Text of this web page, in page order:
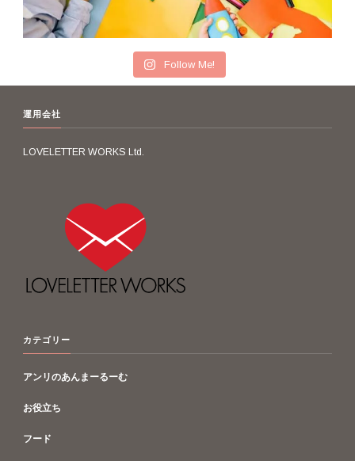
Follow Me!
運用会社
LOVELETTER WORKS Ltd.
カテゴリー
アンリのあんまーるーむ
お役立ち
フード